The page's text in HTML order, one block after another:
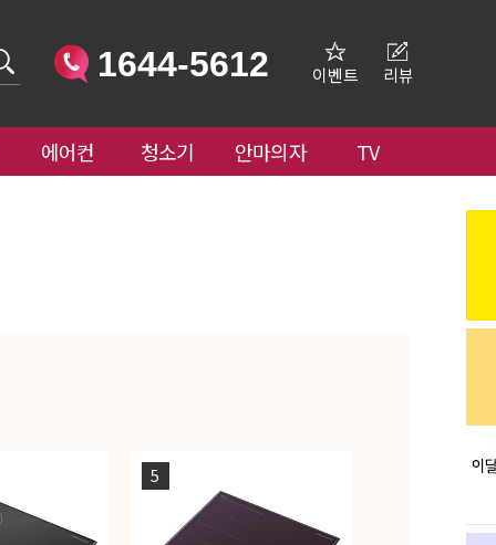
이벤트 리뷰
1644-5612
에어컨 청소기 안마의자 TV
5